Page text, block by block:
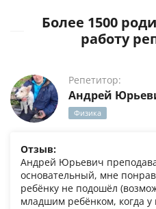
Более 1500
работу
Репетитор:
Андрей
Физика
Отзыв:
Андрей Юрьевич
основательный, мне
ребёнку не подошёл
младшим ребёнком, когда у